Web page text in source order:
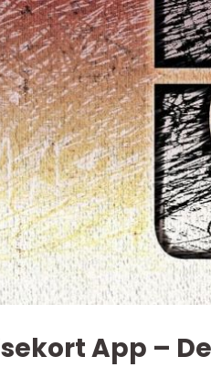
App –